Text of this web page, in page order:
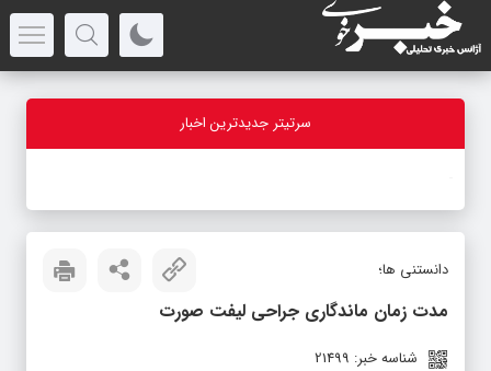
سرتیتر جدیدترین اخبار
دانستنی ها؛
مدت زمان ماندگاری جراحی لیفت صورت
شناسه خبر: 21499